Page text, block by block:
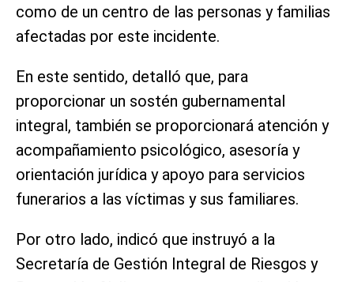
como de un centro de las personas y familias
afectadas por este incidente.
En este sentido, detalló que, para
proporcionar un sostén gubernamental
integral, también se proporcionará atención y
acompañamiento psicológico, asesoría y
orientación jurídica y apoyo para servicios
funerarios a las víctimas y sus familiares.
Por otro lado, indicó que instruyó a la
Secretaría de Gestión Integral de Riesgos y